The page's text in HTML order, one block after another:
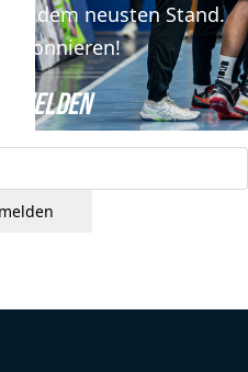
dem neusten Stand.
abonnieren!